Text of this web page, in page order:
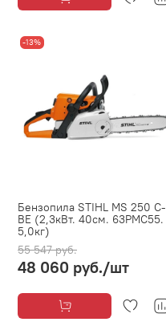
-13%
Бензопила STIHL MS 250 С-
BE (2,3кВт. 40см. 63PMC55.
5,0кг)
55 547 руб.
48 060 руб./шт